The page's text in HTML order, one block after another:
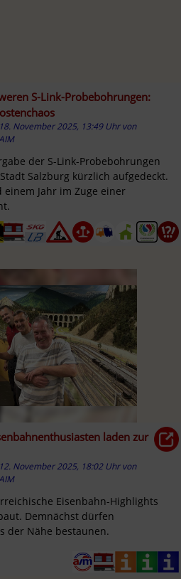
S-Link-Probebohrungen:
18. November 2025, 13:49 Uhr von
der S-Link-Probebohrungen
Salzburg kürzlich aufgedeckt.
Jahr im Zuge einer
laden zur
12. November 2025, 18:02 Uhr von
Eisenbahn-Highlights
Demnächst dürfen
der Nähe bestaunen.